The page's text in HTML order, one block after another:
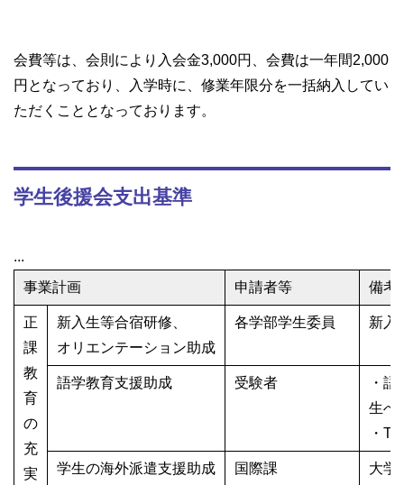
会費等は、会則により入会金3,000円、会費は一年間2,000
円となっており、入学時に、修業年限分を一括納入してい
ただくこととなっております。
学生後援会支出基準
...
事業計画
申請者等 備考
正
課
教
育
の
充
実
新入生等合宿研修、
オリエンテーション助成
各学部学生委員 新入
語学教育支援助成 受験者
・
生へ
・
学生の海外派遣支援助成
国際課
大学